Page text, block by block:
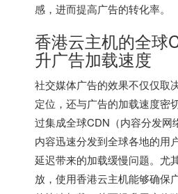
感，进而提高广告的转化率。
香港云主机的全球
升广告加载速度
社交媒体广告的效果不仅仅取
定位，还与广告的加载速度密切
过集成全球CDN（内容分发网
内容迅速分发到全球各地的用
延迟带来的加载缓慢问题。尤
放，使用香港云主机能够确保